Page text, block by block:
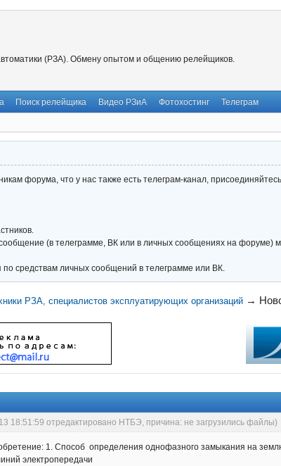
(РЗА). Обмену опытом и общению релейщиков.
Поиск релейщика Видео РЗиА Фотохостинг Телеграм
форума, что у нас также есть телеграм-канал, присоединяйтесь
(в телеграмме, ВК или в личных сообщениях на форуме)
средствам личных сообщений в телеграмме или ВК.
РЗА, специалистов эксплуатирующих организаций →
18:51:59 отредактировано НТБЭ, причина: не загрузились файлы)
1. Способ определения однофазного замыкания на
электропередачи